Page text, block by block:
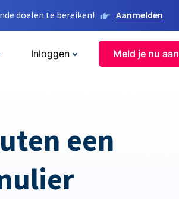
doelen te bereiken! Aanmelden
Inloggen Meld je nu aan
een